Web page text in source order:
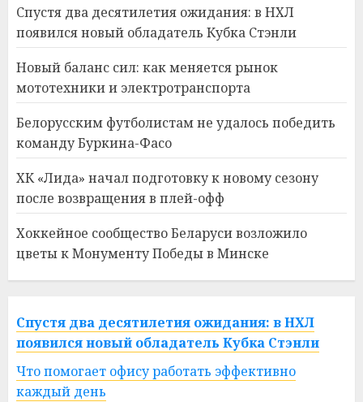
Спустя два десятилетия ожидания: в НХЛ
появился новый обладатель Кубка Стэнли
Новый баланс сил: как меняется рынок
мототехники и электротранспорта
Белорусским футболистам не удалось победить
команду Буркина-Фасо
ХК «Лида» начал подготовку к новому сезону
после возвращения в плей-офф
Хоккейное сообщество Беларуси возложило
цветы к Монументу Победы в Минске
Спустя два десятилетия ожидания: в НХЛ
появился новый обладатель Кубка Стэнли
Что помогает офису работать эффективно
каждый день